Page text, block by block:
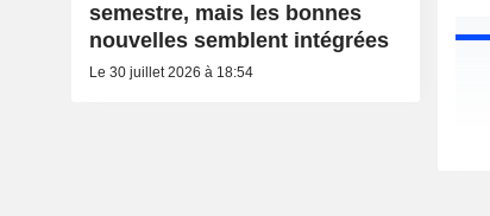
semestre, mais les bonnes
nouvelles semblent intégrées
Le 30 juillet 2026 à 18:54